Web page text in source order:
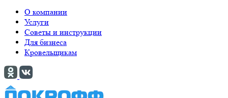
О компании
Услуги
Советы и инструкции
Для бизнеса
Кровельщикам